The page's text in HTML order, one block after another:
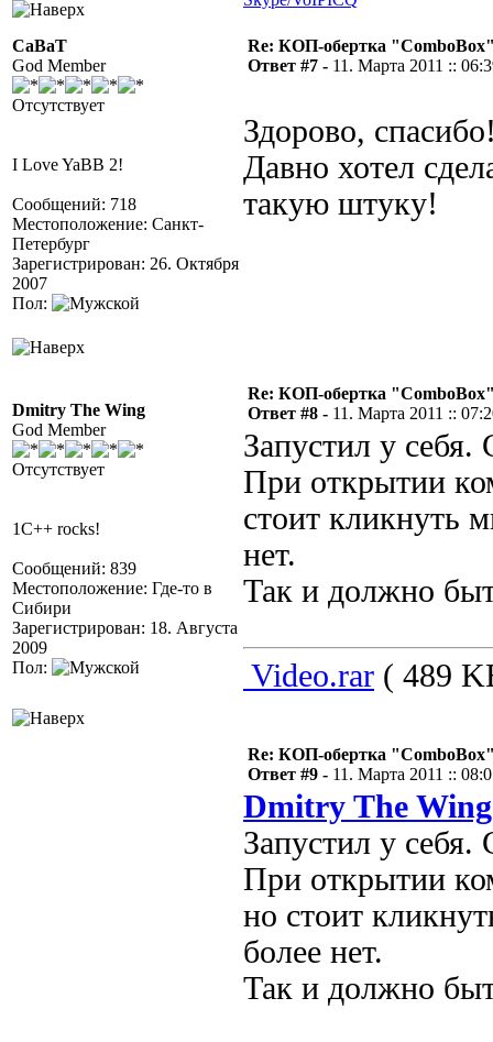
CaBaT
God Member
Отсутствует
I Love YaBB 2!
Сообщений: 718
Местоположение: Санкт-
Петербург
Зарегистрирован: 26. Октября
2007
Пол:
Re: КОП-обертка
Ответ #7 - 11. Марта 2011 ::
Здорово,
Давно хотел
такую штуку!
Dmitry The Wing
God Member
Отсутствует
1C++ rocks!
Сообщений: 839
Местоположение: Где-то в
Сибири
Зарегистрирован: 18. Августа
2009
Пол:
Re: КОП-обертка
Ответ #8 - 11. Марта 2011 ::
Запустил у
При открытии
стоит кликнуть
нет.
Так и должно
Video.rar ( 489
Re: КОП-обертка
Ответ #9 - 11. Марта 2011 ::
Dmitry The
Запустил у
При открытии
но стоит
более нет.
Так и должно